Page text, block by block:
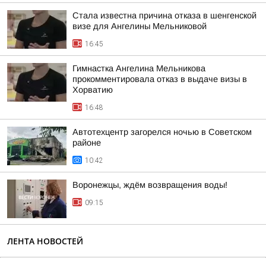
Стала известна причина отказа в шенгенской
визе для Ангелины Мельниковой
16:45
Гимнастка Ангелина Мельникова
прокомментировала отказ в выдаче визы в
Хорватию
16:48
Автотехцентр загорелся ночью в Советском
районе
10:42
Воронежцы, ждём возвращения воды!
09:15
ЛЕНТА НОВОСТЕЙ